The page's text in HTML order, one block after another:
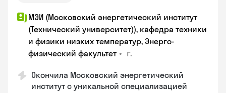
МЭИ (Московский энергетический институт
(Технический университет)), кафедра техники
и физики низких температур, Энерго-
физический факультет • г.
Окончила Московский энергетический
институт с уникальной специализацией